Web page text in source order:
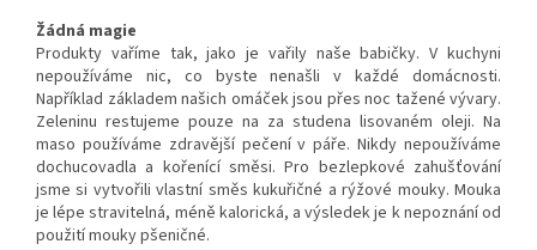
Žádná magie
Produkty vaříme tak, jako je vařily naše babičky. V kuchyni
nepoužíváme nic, co byste nenašli v každé domácnosti.
Například základem našich omáček jsou přes noc tažené vývary.
Zeleninu restujeme pouze na za studena lisovaném oleji. Na
maso používáme zdravější pečení v páře. Nikdy nepoužíváme
dochucovadla a kořenící směsi. Pro bezlepkové zahušťování
jsme si vytvořili vlastní směs kukuřičné a rýžové mouky. Mouka
je lépe stravitelná, méně kalorická, a výsledek je k nepoznání od
použití mouky pšeničné.